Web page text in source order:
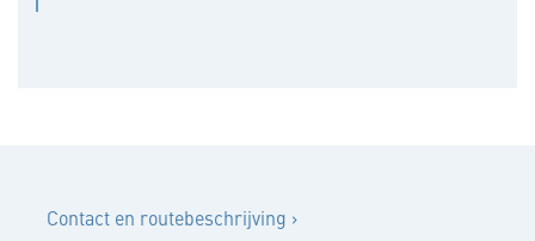
Contact
Contact en routebeschrijving ›